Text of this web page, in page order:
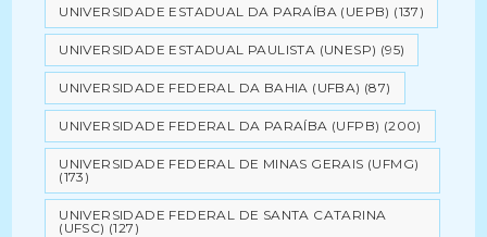
UNIVERSIDADE ESTADUAL DA PARAÍBA (UEPB) (137)
UNIVERSIDADE ESTADUAL PAULISTA (UNESP) (95)
UNIVERSIDADE FEDERAL DA BAHIA (UFBA) (87)
UNIVERSIDADE FEDERAL DA PARAÍBA (UFPB) (200)
UNIVERSIDADE FEDERAL DE MINAS GERAIS (UFMG)
(173)
UNIVERSIDADE FEDERAL DE SANTA CATARINA
(UFSC) (127)